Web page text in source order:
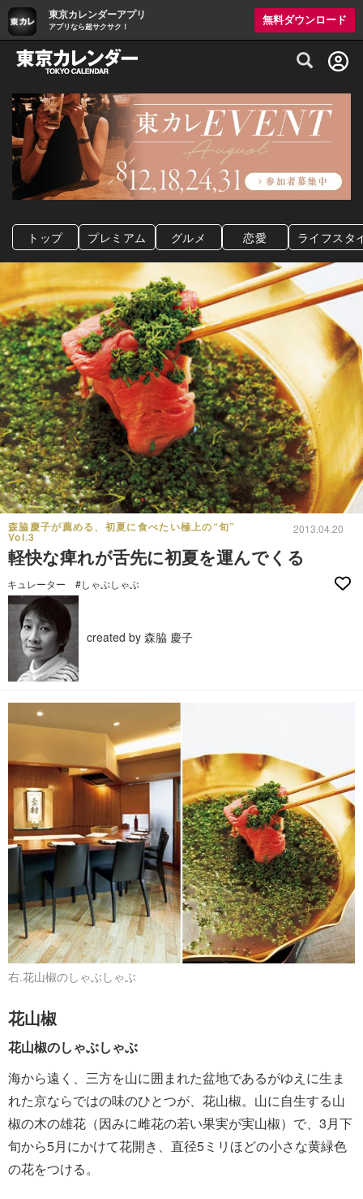
東京カレンダーアプリ
アプリなら超サクサク！
無料ダウンロード
グルメ情報・プレミアムレストラン予約
トップ プレミアム グルメ 恋愛 ライフスタ
森脇慶子が薦める、初夏に食べたい極上の“旬”
Vol.3
2013.04.20
軽快な痺れが舌先に初夏を運んでくる
キュレーター #しゃぶしゃぶ
created by 森脇 慶子
右.花山椒のしゃぶしゃぶ
花山椒
花山椒のしゃぶしゃぶ
海から遠く、三方を山に囲まれた盆地であるがゆえに生ま
れた京ならではの味のひとつが、花山椒。山に自生する山
椒の木の雄花（因みに雌花の若い果実が実山椒）で、3月下
旬から5月にかけて花開き、直径5ミリほどの小さな黄緑色
の花をつける。